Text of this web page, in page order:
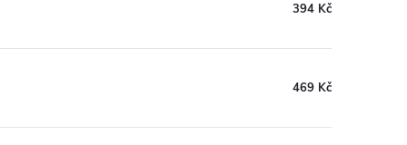
394 Kč
469 Kč